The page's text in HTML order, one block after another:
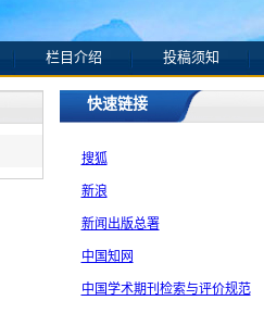
栏目介绍 投稿须知
快速链接
搜狐
新浪
新闻出版总署
中国知网
中国学术期刊检索与评价规范